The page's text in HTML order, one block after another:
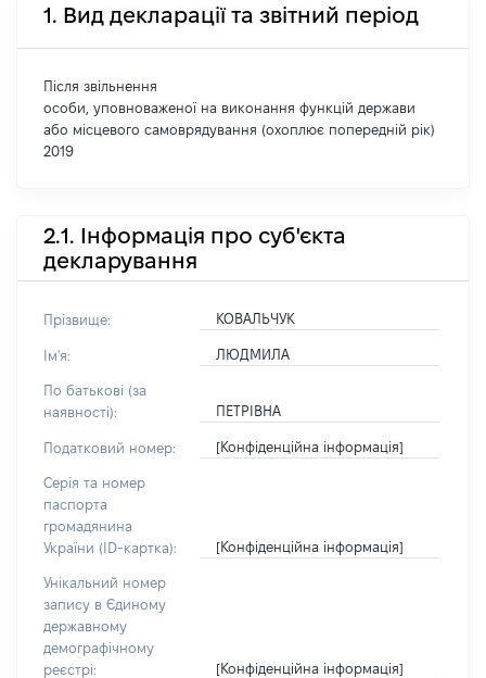
1. Вид декларації та звітний період
Після звільнення
особи, уповноваженої на виконання функцій держави
або місцевого самоврядування (охоплює попередній рік)
2019
2.1. Інформація про суб'єкта
декларування
Прізвище: КОВАЛЬЧУК
Ім'я: ЛЮДМИЛА
По батькові (за
наявності):
ПЕТРІВНА
Податковий номер: [Конфіденційна інформація]
Серія та номер
паспорта
громадянина
України (ID-картка):
[Конфіденційна інформація]
Унікальний номер
запису в Єдиному
державному
демографічному
реєстрі:
[Конфіденційна інформація]